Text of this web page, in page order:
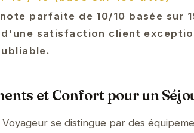
parfaite de 10/10 basée sur
satisfaction client
et Confort pour un
Voyageur se distingue par des